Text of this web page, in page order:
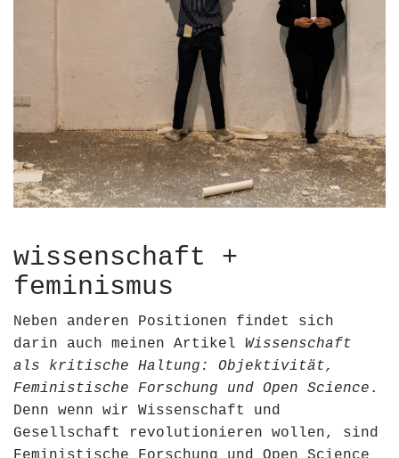
wissenschaft +
feminismus
Neben anderen Positionen findet sich
darin auch meinen Artikel Wissenschaft
als kritische Haltung: Objektivität,
Feministische Forschung und Open Science .
Denn wenn wir Wissenschaft und
Gesellschaft revolutionieren wollen, sind